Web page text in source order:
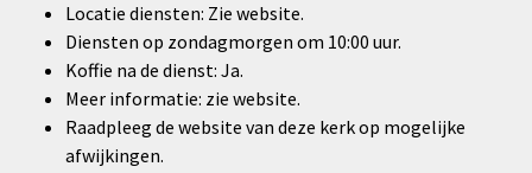
Locatie diensten: Zie website.
Diensten op zondagmorgen om 10:00 uur.
Koffie na de dienst: Ja.
Meer informatie: zie website.
Raadpleeg de website van deze kerk op mogelijke
afwijkingen.